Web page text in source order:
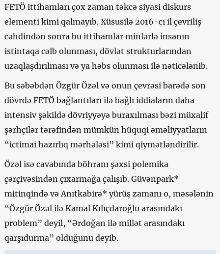
FETÖ ittihamları çox zaman təkcə siyasi diskurs
elementi kimi qalmayıb. Xüsusilə 2016-cı il çevriliş
cəhdindən sonra bu ittihamlar minlərlə insanın
istintaqa cəlb olunması, dövlət strukturlarından
uzaqlaşdırılması və ya həbs olunması ilə nəticələnib.
Bu səbəbdən Özgür Özəl və onun çevrəsi barədə son
dövrdə FETÖ bağlantıları ilə bağlı iddiaların daha
intensiv şəkildə dövriyyəyə buraxılması bəzi müxalif
şərhçilər tərəfindən mümkün hüquqi əməliyyatların
“ictimai hazırlıq mərhələsi” kimi qiymətləndirilir.
Özəl isə cavabında böhranı şəxsi polemika
çərçivəsindən çıxarmağa çalışıb. Güvənpark*
mitinqində və Anıtkabirə* yürüş zamanı o, məsələnin
“Özgür Özəl ilə Kamal Kılıçdaroğlu arasındakı
problem” deyil, “Ərdoğan ilə millət arasındakı
qarşıdurma” olduğunu deyib.